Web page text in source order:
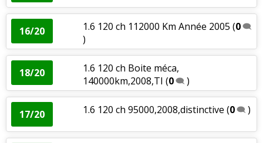
16/20 1.6 120 ch 112000 Km Année 2005 (0
)
18/20
1.6 120 ch Boite méca,
140000km,2008,TI (0 )
17/20 1.6 120 ch 95000,2008,distinctive (0 )